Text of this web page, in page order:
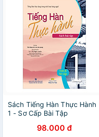
Sách Tiếng Hàn Thực Hành
1 - Sơ Cấp Bài Tập
98.000 đ